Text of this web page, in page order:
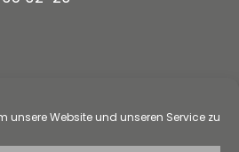
unsere Website und unseren Service zu